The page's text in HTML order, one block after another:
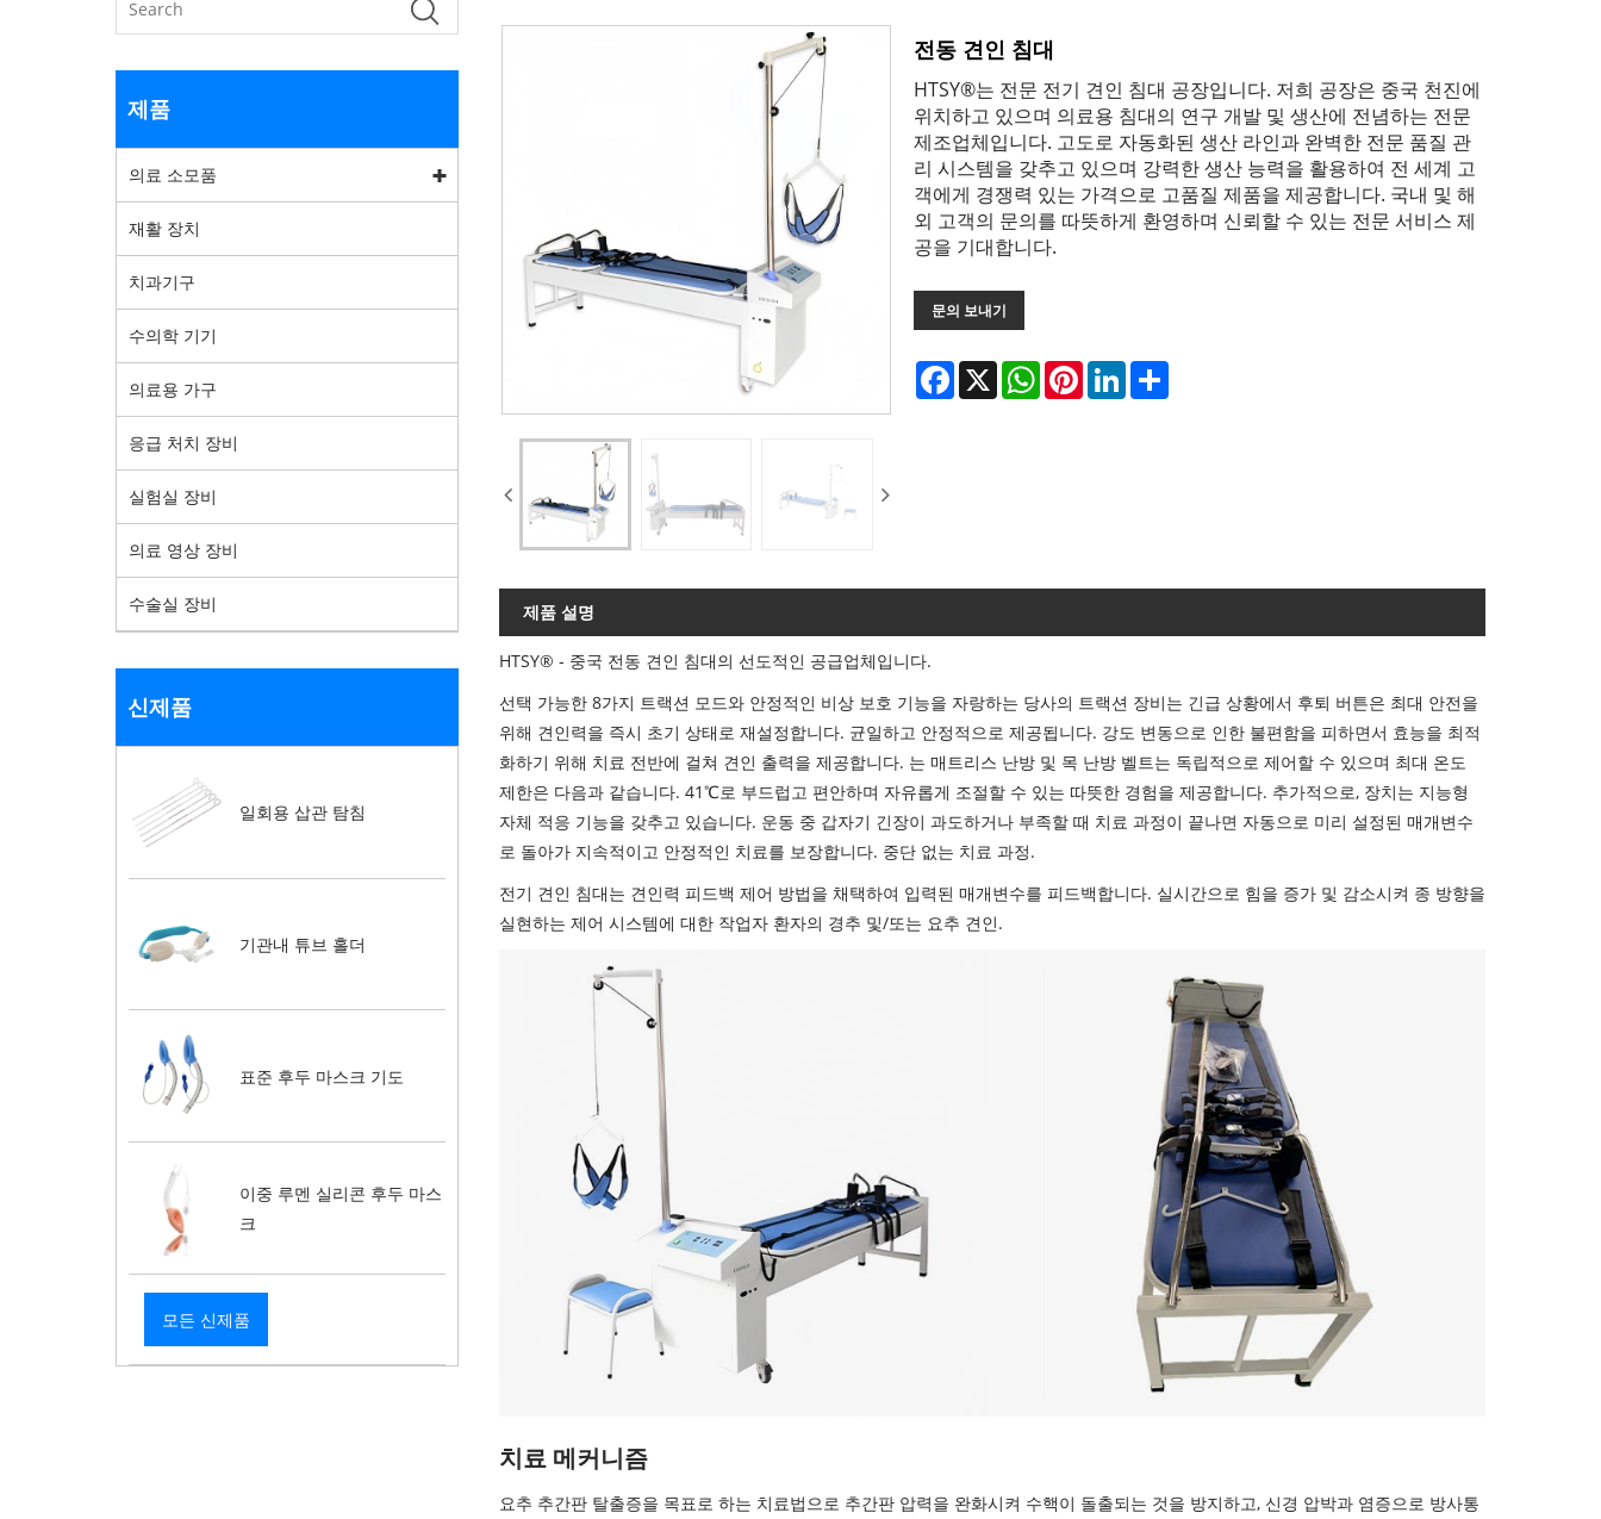
제품
의료 소모품
재활 장치
치과기구
수의학 기기
의료용 가구
응급 처치 장비
실험실 장비
의료 영상 장비
수술실 장비
신제품
일회용 삽관 탐침
기관내 튜브 홀더
표준 후두 마스크 기도
이중 루멘 실리콘 후두 마스
크
모든 신제품
전동 견인 침대
HTSY®는 전문 전기 견인 침대 공장입니다. 저희 공장은 중국 천진에
위치하고 있으며 의료용 침대의 연구 개발 및 생산에 전념하는 전문
제조업체입니다. 고도로 자동화된 생산 라인과 완벽한 전문 품질 관
리 시스템을 갖추고 있으며 강력한 생산 능력을 활용하여 전 세계 고
객에게 경쟁력 있는 가격으로 고품질 제품을 제공합니다. 국내 및 해
외 고객의 문의를 따뜻하게 환영하며 신뢰할 수 있는 전문 서비스 제
공을 기대합니다.
문의 보내기
Facebook
X WhatsAppPinterestLinkedInShare
제품 설명
HTSY® - 중국 전동 견인 침대의 선도적인 공급업체입니다.
선택 가능한 8가지 트랙션 모드와 안정적인 비상 보호 기능을 자랑하는 당사의 트랙션 장비는 긴급 상황에서 후퇴 버튼은 최대 안전을
위해 견인력을 즉시 초기 상태로 재설정합니다. 균일하고 안정적으로 제공됩니다. 강도 변동으로 인한 불편함을 피하면서 효능을 최적
화하기 위해 치료 전반에 걸쳐 견인 출력을 제공합니다. 는 매트리스 난방 및 목 난방 벨트는 독립적으로 제어할 수 있으며 최대 온도
제한은 다음과 같습니다. 41℃로 부드럽고 편안하며 자유롭게 조절할 수 있는 따뜻한 경험을 제공합니다. 추가적으로, 장치는 지능형
자체 적응 기능을 갖추고 있습니다. 운동 중 갑자기 긴장이 과도하거나 부족할 때 치료 과정이 끝나면 자동으로 미리 설정된 매개변수
로 돌아가 지속적이고 안정적인 치료를 보장합니다. 중단 없는 치료 과정.
전기 견인 침대는 견인력 피드백 제어 방법을 채택하여 입력된 매개변수를 피드백합니다. 실시간으로 힘을 증가 및 감소시켜 종 방향을
실현하는 제어 시스템에 대한 작업자 환자의 경추 및/또는 요추 견인.
치료 메커니즘
요추 추간판 탈출증을 목표로 하는 치료법으로 추간판 압력을 완화시켜 수핵이 돌출되는 것을 방지하고, 신경 압박과 염증으로 방사통